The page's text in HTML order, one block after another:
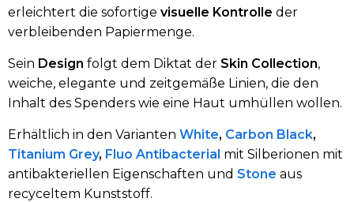
erleichtert die sofortige visuelle Kontrolle der
verbleibenden Papiermenge.
Sein Design folgt dem Diktat der Skin Collection,
weiche, elegante und zeitgemäße Linien, die den
Inhalt des Spenders wie eine Haut umhüllen wollen.
Erhältlich in den Varianten White, Carbon Black,
Titanium Grey, Fluo Antibacterial mit Silberionen mit
antibakteriellen Eigenschaften und Stone aus
recyceltem Kunststoff.